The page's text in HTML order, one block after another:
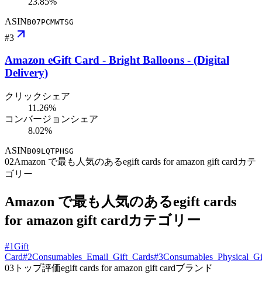
ASINB07PCMWTSG
#3
Amazon eGift Card - Bright Balloons - (Digital
Delivery)
クリックシェア
11.26%
コンバージョンシェア
8.02%
ASINB09LQTPHSG
02Amazon で最も人気のあるegift cards for amazon gift cardカテ
ゴリー
Amazon で最も人気のあるegift cards
for amazon gift cardカテゴリー
#1Gift
Card#2Consumables_Email_Gift_Cards#3
03 トップ評価egift cards for amazon gift cardブランド